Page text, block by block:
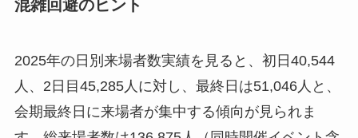
は会期直前の公式アナウンスを確認するように
遠方から参加される場合は、周辺宿泊施設が早期
に予約で埋まる傾向にあるため、早めの手配をお
すすめします。